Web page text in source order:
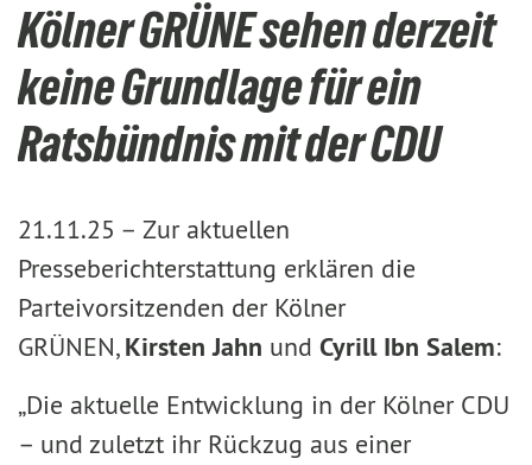
Kölner GRÜNE sehen derzeit
keine Grundlage für ein
Ratsbündnis mit der CDU
21.11.25 – Zur aktuellen
Presseberichterstattung erklären die
Parteivorsitzenden der Kölner
GRÜNEN,Kirsten Jahn und Cyrill Ibn Salem:
„Die aktuelle Entwicklung in der Kölner CDU
– und zuletzt ihr Rückzug aus einer